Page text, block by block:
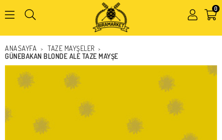
0
ANASAYFA > TAZE MAYŞELER >
GÜNEBAKAN BLONDE ALE TAZE MAYŞE